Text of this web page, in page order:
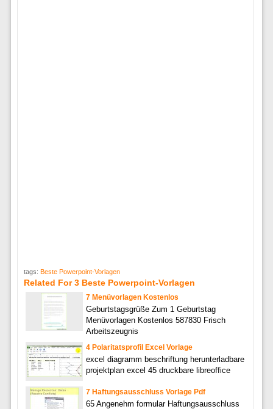
tags: Beste Powerpoint-Vorlagen
Related For 3 Beste Powerpoint-Vorlagen
7 Menüvorlagen Kostenlos
Geburtstagsgrüße Zum 1 Geburtstag
Menüvorlagen Kostenlos 587830 Frisch
Arbeitszeugnis
4 Polaritatsprofil Excel Vorlage
excel diagramm beschriftung herunterladbare
projektplan excel 45 druckbare libreoffice
7 Haftungsausschluss Vorlage Pdf
65 Angenehm formular Haftungsausschluss